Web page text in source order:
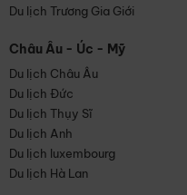
Du lịch Trương Gia Giới
Châu Âu - Úc - Mỹ
Du lịch Châu Âu
Du lịch Đức
Du lịch Thụy Sĩ
Du lịch Anh
Du lịch luxembourg
Du lịch Hà Lan